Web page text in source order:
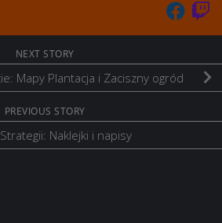
NEXT STORY
Mapy Plantacja i Zaciszny ogród
PREVIOUS STORY
Naklejki i napisy